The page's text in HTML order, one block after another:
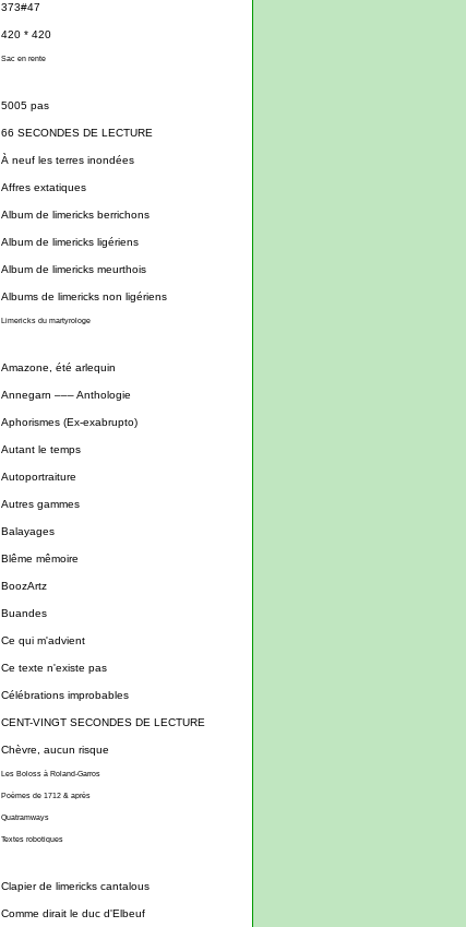
373#47
420 * 420
Sac en rente
5005 pas
66 SECONDES DE LECTURE
À neuf les terres inondées
Affres extatiques
Album de limericks berrichons
Album de limericks ligériens
Album de limericks meurthois
Albums de limericks non ligériens
Limericks du martyrologe
Amazone, été arlequin
Annegarn ––– Anthologie
Aphorismes (Ex-exabrupto)
Autant le temps
Autoportraiture
Autres gammes
Balayages
Blême mêmoire
BoozArtz
Buandes
Ce qui m'advient
Ce texte n'existe pas
Célébrations improbables
CENT-VINGT SECONDES DE LECTURE
Chèvre, aucun risque
Les Boloss à Roland-Garros
Poèmes de 1712 & après
Quatramways
Textes robotiques
Clapier de limericks cantalous
Comme dirait le duc d'Elbeuf